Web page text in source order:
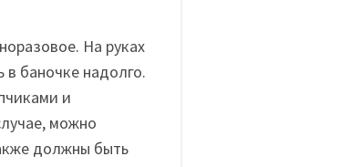
На руках
в баночке надолго.
и
можно
должны быть